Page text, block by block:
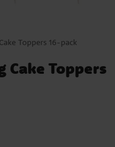
Toppers 16-pack
Cake Toppers